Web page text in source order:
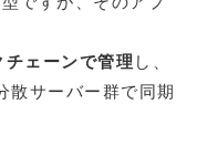
チェーンで管理 し、
散サーバー群で同期